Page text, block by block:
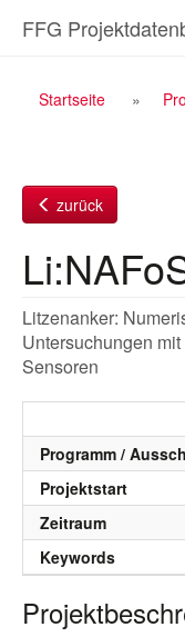
InhaltFFG
Startseite
zurück
Litzenanker:
Untersuchungen
Sensoren
Programm /
Projektstart
Zeitraum
Keywords